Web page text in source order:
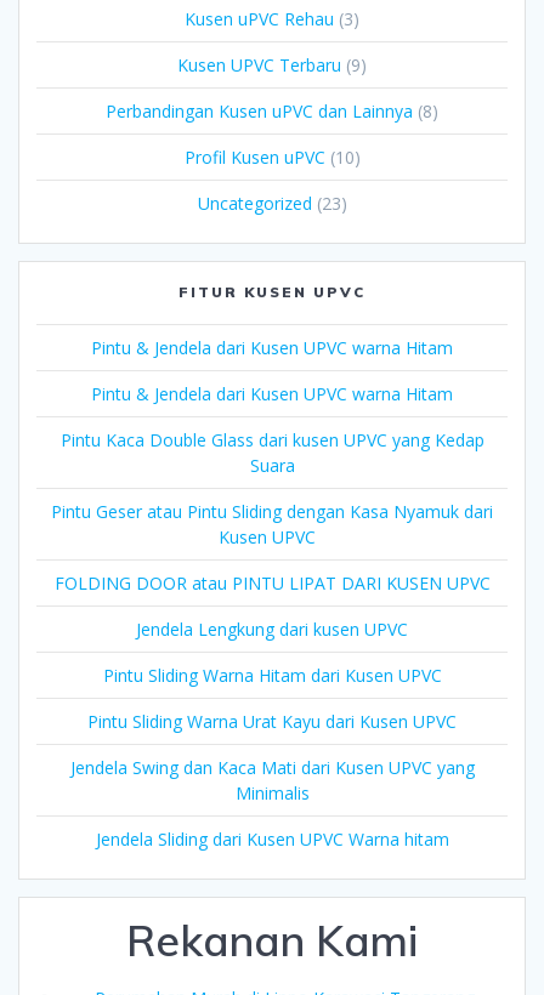
Kusen uPVC Rehau (3)
Kusen UPVC Terbaru (9)
Perbandingan Kusen uPVC dan Lainnya (8)
Profil Kusen uPVC (10)
Uncategorized (23)
FITUR KUSEN UPVC
Pintu & Jendela dari Kusen UPVC warna Hitam
Pintu & Jendela dari Kusen UPVC warna Hitam
Pintu Kaca Double Glass dari kusen UPVC yang Kedap
Suara
Pintu Geser atau Pintu Sliding dengan Kasa Nyamuk dari
Kusen UPVC
FOLDING DOOR atau PINTU LIPAT DARI KUSEN UPVC
Jendela Lengkung dari kusen UPVC
Pintu Sliding Warna Hitam dari Kusen UPVC
Pintu Sliding Warna Urat Kayu dari Kusen UPVC
Jendela Swing dan Kaca Mati dari Kusen UPVC yang
Minimalis
Jendela Sliding dari Kusen UPVC Warna hitam
Rekanan Kami